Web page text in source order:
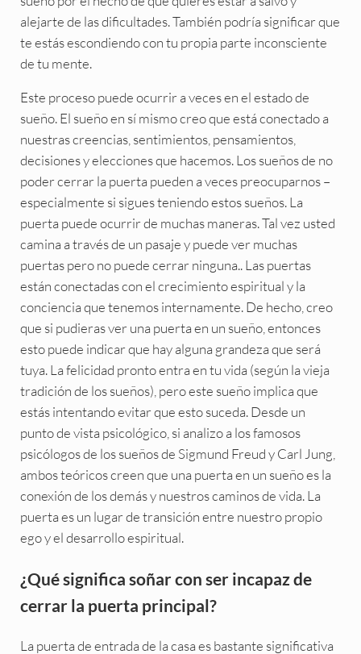
alejarte de las dificultades. También podría significar que
te estás escondiendo con tu propia parte inconsciente
de tu mente.
Este proceso puede ocurrir a veces en el estado de
sueño. El sueño en sí mismo creo que está conectado a
nuestras creencias, sentimientos, pensamientos,
decisiones y elecciones que hacemos. Los sueños de no
poder cerrar la puerta pueden a veces preocuparnos –
especialmente si sigues teniendo estos sueños. La
puerta puede ocurrir de muchas maneras. Tal vez usted
camina a través de un pasaje y puede ver muchas
puertas pero no puede cerrar ninguna.. Las puertas
están conectadas con el crecimiento espiritual y la
conciencia que tenemos internamente. De hecho, creo
que si pudieras ver una puerta en un sueño, entonces
esto puede indicar que hay alguna grandeza que será
tuya. La felicidad pronto entra en tu vida (según la vieja
tradición de los sueños), pero este sueño implica que
estás intentando evitar que esto suceda. Desde un
punto de vista psicológico, si analizo a los famosos
psicólogos de los sueños de Sigmund Freud y Carl Jung,
ambos teóricos creen que una puerta en un sueño es la
conexión de los demás y nuestros caminos de vida. La
puerta es un lugar de transición entre nuestro propio
ego y el desarrollo espiritual.
¿Qué significa soñar con ser incapaz de
cerrar la puerta principal?
La puerta de entrada de la casa es bastante significativa